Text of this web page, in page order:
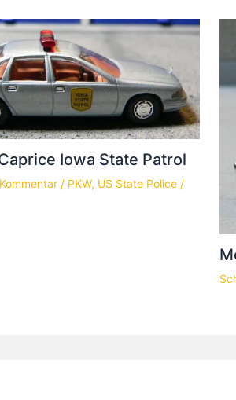
Iowa State Patrol
/ PKW, US State Police/